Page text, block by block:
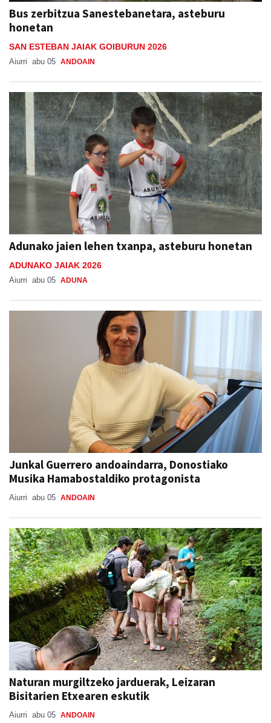
Bus zerbitzua Sanestebanetara, asteburu
honetan
SAN ESTEBAN JAIAK GOIBURUN 2026
Aiurri abu 05 ANDOAIN
Adunako jaien lehen txanpa, asteburu honetan
ADUNAKO JAIAK 2026
Aiurri abu 05 ADUNA
Junkal Guerrero andoaindarra, Donostiako
Musika Hamabostaldiko protagonista
Aiurri abu 05 ANDOAIN
Naturan murgiltzeko jarduerak, Leizaran
Bisitarien Etxearen eskutik
Aiurri abu 05 ANDOAIN